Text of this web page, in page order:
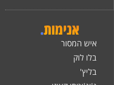
אנימות.
איש המסור
בלו לוק
בליץ'